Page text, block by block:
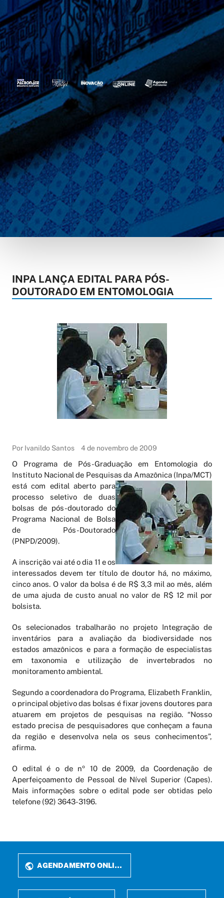
INPA LANÇA EDITAL PARA PÓS-
DOUTORADO EM ENTOMOLOGIA
Por Ivanildo Santos 4 de novembro de 2009
O Programa de Pós-Graduação em Entomologia do
Instituto Nacional de Pesquisas da Amazônica (Inpa/MCT)
está com edital aberto para
processo seletivo de duas
bolsas de pós-doutorado do
Programa Nacional de Bolsa
de Pós-Doutorado
(PNPD/2009).
A inscrição vai até o dia 11 e os
interessados devem ter título de doutor há, no máximo,
cinco anos. O valor da bolsa é de R$ 3,3 mil ao mês, além
de uma ajuda de custo anual no valor de R$ 12 mil por
bolsista.
Os selecionados trabalharão no projeto Integração de
inventários para a avaliação da biodiversidade nos
estados amazônicos e para a formação de especialistas
em taxonomia e utilização de invertebrados no
monitoramento ambiental.
Segundo a coordenadora do Programa, Elizabeth Franklin,
o principal objetivo das bolsas é fixar jovens doutores para
atuarem em projetos de pesquisas na região. “Nosso
estado precisa de pesquisadores que conheçam a fauna
da região e desenvolva nela os seus conhecimentos”,
afirma.
O edital é o de nº 10 de 2009, da Coordenação de
Aperfeiçoamento de Pessoal de Nível Superior (Capes).
Mais informações sobre o edital pode ser obtidas pelo
telefone (92) 3643-3196.
AGENDAMENTO ONLINE